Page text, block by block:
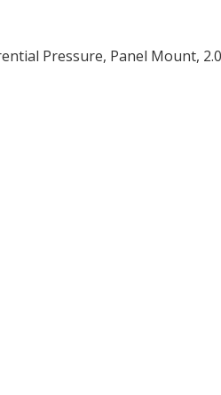
Pressure, Panel Mount,